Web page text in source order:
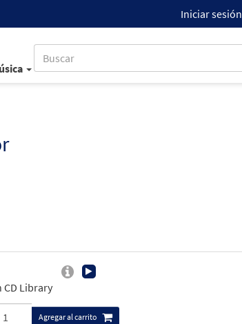
Iniciar sesión
CD Library
Agregar al carrito